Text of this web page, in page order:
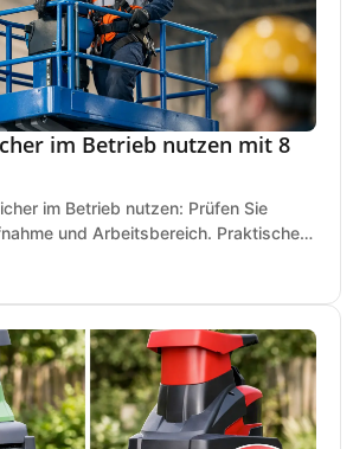
im Betrieb nutzen mit 8
im Betrieb nutzen: Prüfen Sie
und Arbeitsbereich. Praktische